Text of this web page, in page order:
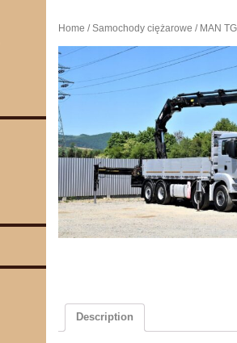
Home /Samochody ciężarowe / MAN
Description